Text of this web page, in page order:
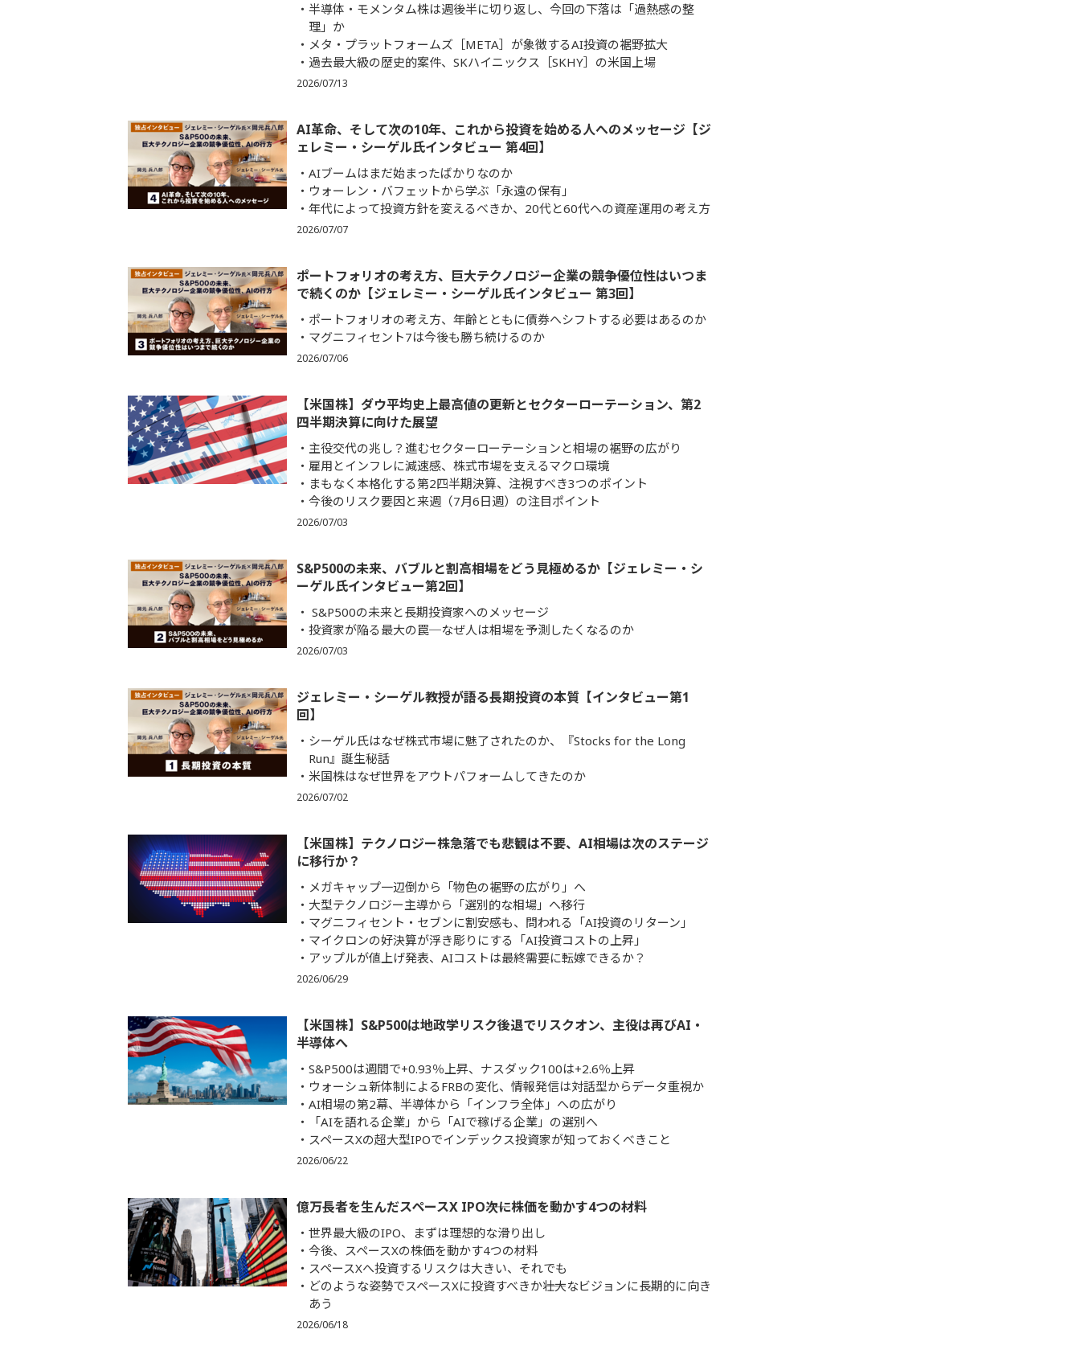
半導体・モメンタム株は週後半に切り返し、今回の下落は「過熱感の整
理」か
メタ・プラットフォームズ［META］が象徴するAI投資の裾野拡大
過去最大級の歴史的案件、SKハイニックス［SKHY］の米国上場
2026/07/13
AI革命、そして次の10年、これから投資を始める人へのメッセージ【ジ
ェレミー・シーゲル氏インタビュー 第4回】
AIブームはまだ始まったばかりなのか
ウォーレン・バフェットから学ぶ「永遠の保有」
年代によって投資方針を変えるべきか、20代と60代への資産運用の考え方
2026/07/07
ポートフォリオの考え方、巨大テクノロジー企業の競争優位性はいつま
で続くのか【ジェレミー・シーゲル氏インタビュー 第3回】
ポートフォリオの考え方、年齢とともに債券へシフトする必要はあるのか
マグニフィセント7は今後も勝ち続けるのか
2026/07/06
【米国株】ダウ平均史上最高値の更新とセクターローテーション、第2
四半期決算に向けた展望
主役交代の兆し？進むセクターローテーションと相場の裾野の広がり
雇用とインフレに減速感、株式市場を支えるマクロ環境
まもなく本格化する第2四半期決算、注視すべき3つのポイント
今後のリスク要因と来週（7月6日週）の注目ポイント
2026/07/03
S&P500の未来、バブルと割高相場をどう見極めるか【ジェレミー・シ
ーゲル氏インタビュー第2回】
S&P500の未来と長期投資家へのメッセージ
投資家が陥る最大の罠─なぜ人は相場を予測したくなるのか
2026/07/03
ジェレミー・シーゲル教授が語る長期投資の本質【インタビュー第1
回】
シーゲル氏はなぜ株式市場に魅了されたのか、『Stocks for the Long
Run』誕生秘話
米国株はなぜ世界をアウトパフォームしてきたのか
2026/07/02
【米国株】テクノロジー株急落でも悲観は不要、AI相場は次のステージ
に移行か？
メガキャップ一辺倒から「物色の裾野の広がり」へ
大型テクノロジー主導から「選別的な相場」へ移行
マグニフィセント・セブンに割安感も、問われる「AI投資のリターン」
マイクロンの好決算が浮き彫りにする「AI投資コストの上昇」
アップルが値上げ発表、AIコストは最終需要に転嫁できるか？
2026/06/29
【米国株】S&P500は地政学リスク後退でリスクオン、主役は再びAI・
半導体へ
S&P500は週間で+0.93％上昇、ナスダック100は+2.6％上昇
ウォーシュ新体制によるFRBの変化、情報発信は対話型からデータ重視か
AI相場の第2幕、半導体から「インフラ全体」への広がり
「AIを語れる企業」から「AIで稼げる企業」の選別へ
スペースXの超大型IPOでインデックス投資家が知っておくべきこと
2026/06/22
億万長者を生んだスペースX IPO――次に株価を動かす4つの材料
世界最大級のIPO、まずは理想的な滑り出し
今後、スペースXの株価を動かす4つの材料
スペースXへ投資するリスクは大きい、それでも
どのような姿勢でスペースXに投資すべきか――壮大なビジョンに長期的に向き
あう
2026/06/18